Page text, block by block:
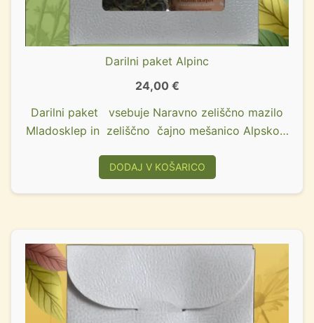
Darilni paket Alpinc
24,00 €
Darilni paket vsebuje Naravno zeliščno mazilo
Mladosklep in zeliščno čajno mešanico Alpsko…
DODAJ V KOŠARICO